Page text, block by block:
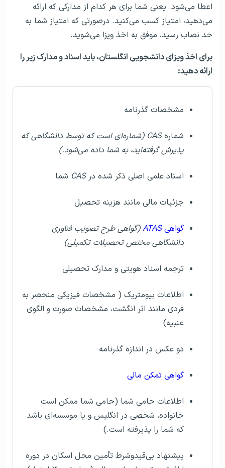
اعطا می‌شود. یعنی شما برای هر کدام از مدارکی که ارائه
می‌دهید، امتیاز کسب می‌کنید. درصورتی که امتیاز شما به
حد نصاب رسید، موفق به اخذ ویزا می‌شوید.
برای اخذ ویزای دانشجویی انگلستان، باید اسناد و مدارک زیر را
ارائه دهید:
مشخصات گذرنامه
شماره
CAS (شماره‌ای است که توسط دانشگاهی که
پذیرش گرفته‌اید، به شما داده می‌شود.)
اسناد علمی اصلی ذکر شده درCAS شما
جزئیات مالی مانند هزینه تحصیل
گواهیATAS(گواهی طرح تصویب فناوری
دانشگاهی مختص تحصیلات تکمیلی)
ترجمه اسناد هویتی و مدارک تحصیلی
اطلاعات بیومتریک ( مشخصات فیزیکی منحصر به
فردی مانند اثر انگشت، مشخصات صورت و الگوی
عنبیه)
دو عکس در اندازه گذرنامه
گواهی تمکن مالی
اطلاعات حامی شما (حامی شما ممکن است
خانواده، شخصی در انگلیس و یا موسسه‌ای باشد
که شما را پذیرفته است.)
پیشنهاد بی‌قیدوشرط تأمین محل اسکان در دوره